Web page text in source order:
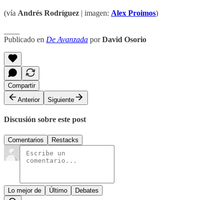
(vía Andrés Rodríguez | imagen: Alex Proimos)
Publicado en De Avanzada porDavid Osorio
Compartir
Anterior
Siguiente
Discusión sobre este post
Comentarios Restacks
Lo mejor de Último Debates